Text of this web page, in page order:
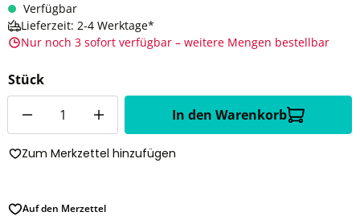
Verfügbar
Lieferzeit: 2-4 Werktage*
Nur noch 3 sofort verfügbar – weitere Mengen bestellbar
Stück
In den Warenkorb
Zum Merkzettel hinzufügen
Auf den Merzettel